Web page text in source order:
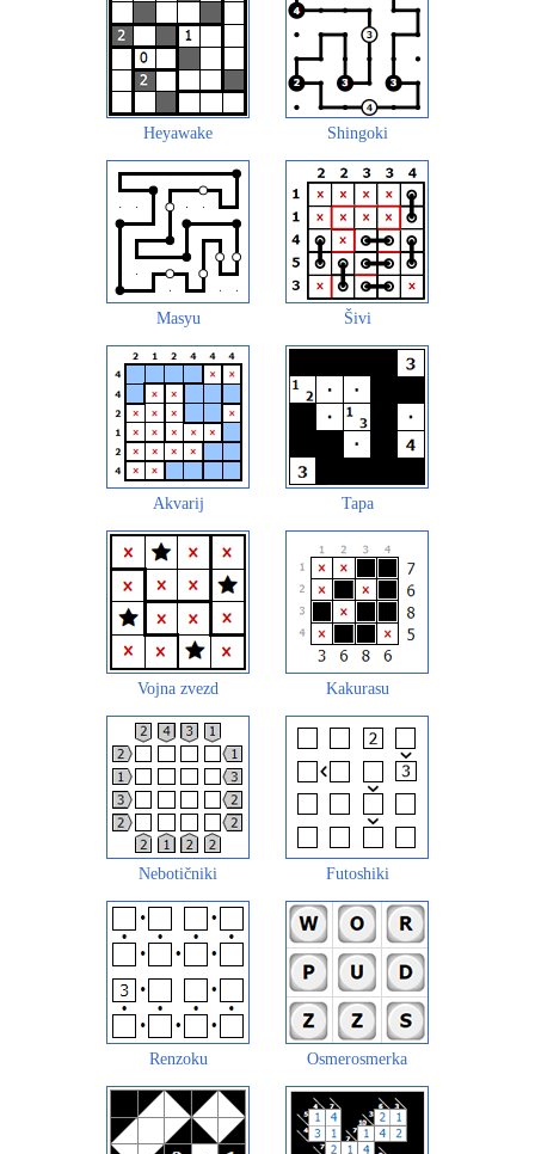
Heyawake Shingoki
Masyu Šivi
Akvarij Tapa
Vojna zvezd Kakurasu
Nebotičniki Futoshiki
Renzoku Osmerosmerka